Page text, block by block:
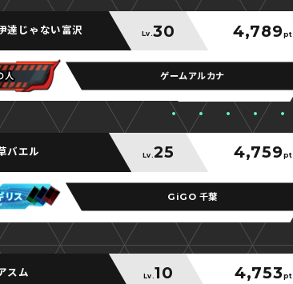
達じゃない富沢 Lv.30 4,789 pt
人
人
人 ゲームアルカナ
バエル Lv. 25 4,759 pt
リス
リス GiGO 千葉
スム Lv. 10 4,753 pt